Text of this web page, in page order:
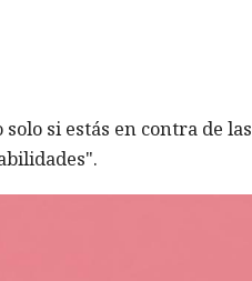
si estás en contra de las